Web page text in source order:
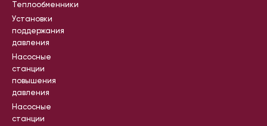
Теплообменники
Установки
поддержания
давления
Насосные
станции
повышения
давления
Насосные
станции